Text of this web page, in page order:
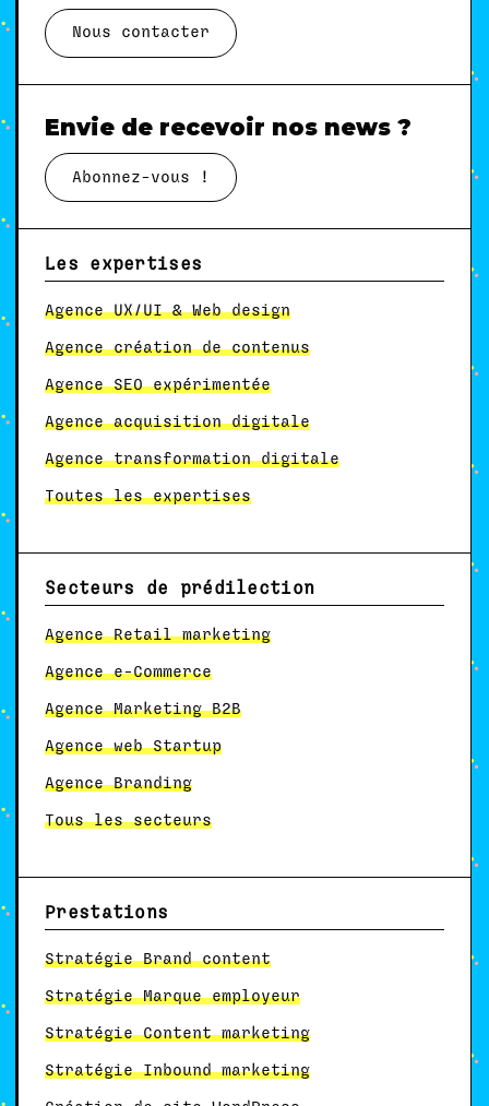
Nous contacter
Envie de recevoir nos news ?
Abonnez-vous !
Les expertises
Agence UX/UI & Web design
Agence création de contenus
Agence SEO expérimentée
Agence acquisition digitale
Agence transformation digitale
Toutes les expertises
Secteurs de prédilection
Agence Retail marketing
Agence e-Commerce
Agence Marketing B2B
Agence web Startup
Agence Branding
Tous les secteurs
Prestations
Stratégie Brand content
Stratégie Marque employeur
Stratégie Content marketing
Stratégie Inbound marketing